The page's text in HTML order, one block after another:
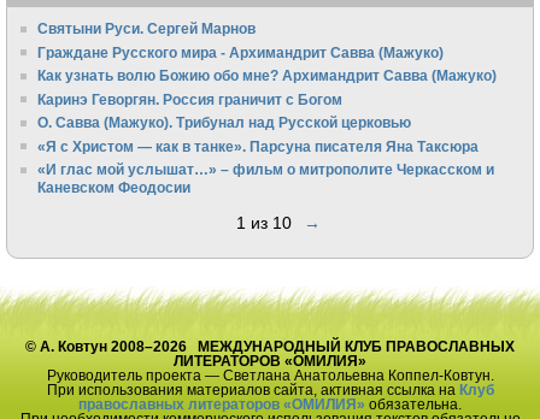
Святыни Руси. Сергей Марнов
Граждане Русского мира - Архимандрит Савва (Мажуко)
Как узнать волю Божию обо мне? Архимандрит Савва (Мажуко)
Каринэ Геворгян. Россия граничит с Богом
О. Савва (Мажуко). Трибунал над Русской церковью
«Я с Христом — как в танке». Парсуна писателя Яна Таксюра
«И глас мой услышат…» – фильм о митрополите Черкасском и
Каневском Феодосии
1 из 10 →
© А. Ковтун 2008–2026 МЕЖДУНАРОДНЫЙ КЛУБ ПРАВОСЛАВНЫХ
ЛИТЕРАТОРОВ «ОМИЛИЯ»
Руководитель проекта — Светлана Анатольевна Коппел-Ковтун.
При использования материалов сайта, активная ссылка на Клуб
православных литераторов «ОМИЛИЯ» обязательна.